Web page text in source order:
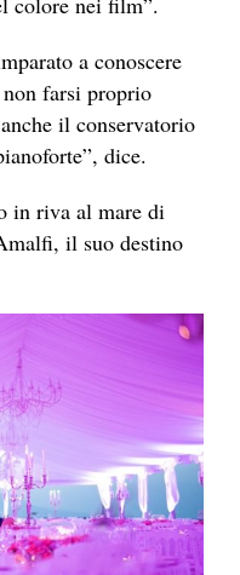
a conoscere
farsi proprio
il conservatorio
dice.
in riva al mare di
il suo destino